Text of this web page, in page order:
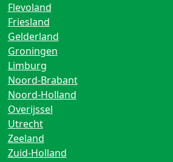
Flevoland
Friesland
Gelderland
Groningen
Limburg
Noord-Brabant
Noord-Holland
Overijssel
Utrecht
Zeeland
Zuid-Holland